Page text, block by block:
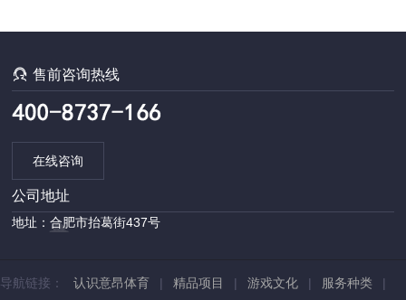
售前咨询热线
在线咨询
公司地址
地址：合肥市抬葛街437号
导航链接： 认识意昂体育 | 精品项目 | 游戏文化 | 服务种类 |